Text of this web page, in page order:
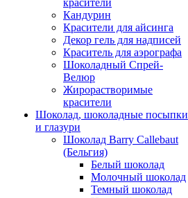
Кандурин
Красители для айсинга
Декор гель для надписей
Краситель для аэрографа
Шоколадный Спрей-
Велюр
Жирорастворимые
красители
Шоколад, шоколадные посыпки
и глазури
Шоколад Barry Callebaut
(Бельгия)
Белый шоколад
Молочный шоколад
Темный шоколад